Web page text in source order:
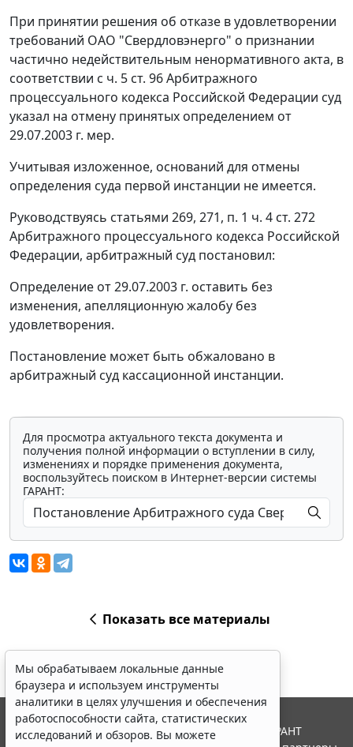
При принятии решения об отказе в удовлетворении
требований ОАО "Свердловэнерго" о признании
частично недействительным ненормативного акта, в
соответствии с ч. 5 ст. 96Арбитражного
процессуального кодекса Российской Федерации суд
указал на отмену принятых определением от
29.07.2003 г. мер.
Учитывая изложенное, оснований для отмены
определения суда первой инстанции не имеется.
Руководствуясь статьями 269, 271, п. 1 ч. 4 ст. 272
Арбитражного процессуального кодекса Российской
Федерации, арбитражный суд постановил:
Определение от 29.07.2003 г. оставить без
изменения, апелляционную жалобу без
удовлетворения.
Постановление может быть обжаловано в
арбитражный суд кассационной инстанции.
Для просмотра актуального текста документа и
получения полной информации о вступлении в силу,
изменениях и порядке применения документа,
воспользуйтесь поиском в Интернет-версии системы
ГАРАНТ:
Показать все материалы
Мы обрабатываем локальные данные
браузера и используем инструменты
аналитики в целях улучшения и обеспечения
работоспособности сайта, статистических
исследований и обзоров. Вы можете
© ООО "НПП "ГАРАНТ-СЕРВИС", 2026. Система ГАРАНТ